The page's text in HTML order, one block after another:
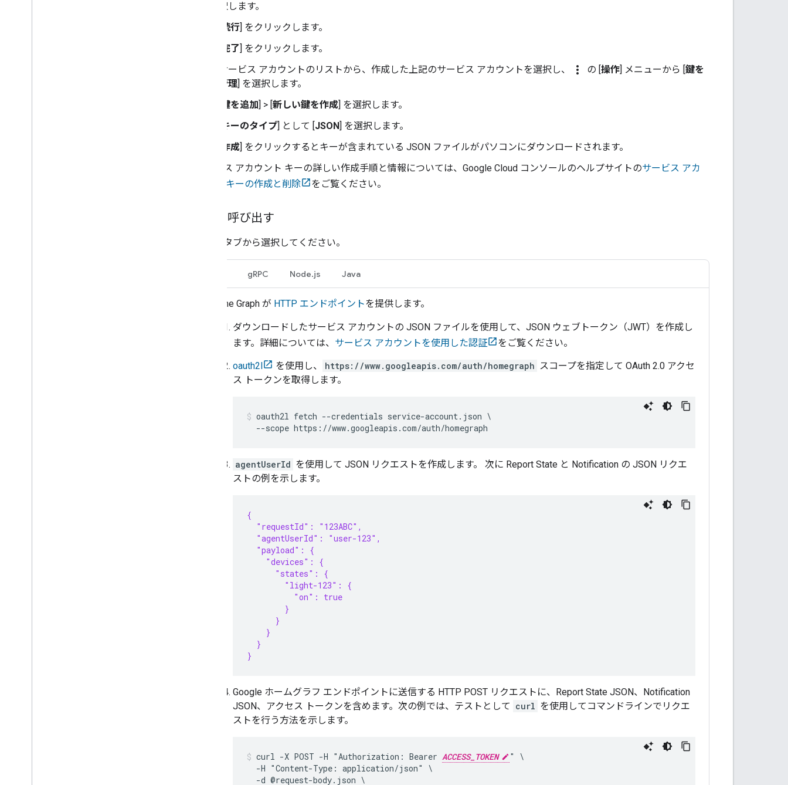
択します。
続行] をクリックします。
完了] をクリックします。
サービス アカウントのリストから、作成した上記のサービス アカウントを選択し、
more_vert の [操作] メニューから [鍵を
管理] を選択します。
鍵を追加] > [新しい鍵を作成] を選択します。
キーのタイプ] として [JSON] を選択します。
作成] をクリックするとキーが含まれている JSON ファイルがパソコンにダウンロードされます。
サービス アカウント キーの詳しい作成手順と情報については、Google Cloud コンソールのヘルプサイトのサービス アカ
ウント キーの作成と削除
をご覧ください。
API を呼び出す
以下のタブから選択してください。
gRPC Node.js Java
Home Graph が HTTP エンドポイントを提供します。
ダウンロードしたサービス アカウントの JSON ファイルを使用して、JSON ウェブトークン（JWT）を作成し
ます。詳細については、 サービス アカウントを使用した認証 をご覧ください。
oauth2l を使用し、 https://www.googleapis.com/auth/homegraph スコープを指定して OAuth 2.0 アクセ
ス トークンを取得します。
oauth2l fetch --credentials service-account.json \
agentUserId を使用して JSON リクエストを作成します。 次に Report State と Notification の JSON リクエ
ストの例を示します。
{
  "requestId": "123ABC",
  "agentUserId": "user-123",
  "payload": {
    "devices": {
      "states": {
        "light-123": {
          "on": true
        }
      }
    }
  }
}
Google ホームグラフ エンドポイントに送信する HTTP POST リクエストに、Report State JSON、Notification
JSON、アクセス トークンを含めます。次の例では、テストとして curl を使用してコマンドラインでリクエ
ストを行う方法を示します。
curl -X POST -H "Authorization: Bearer ACCESS_TOKEN
" \
  -H "Content-Type: application/json" \
  -d @request-body.json \